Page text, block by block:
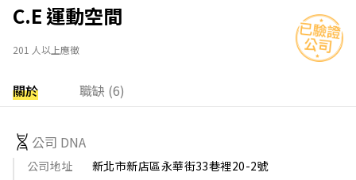
C.E 運動空間
201 人以上應徵
關於 職缺 (6)
公司 DNA
公司地址
新北市新店區永華街33巷裡20-2號